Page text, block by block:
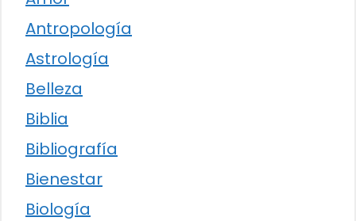
Antropología
Astrología
Belleza
Biblia
Bibliografía
Bienestar
Biología